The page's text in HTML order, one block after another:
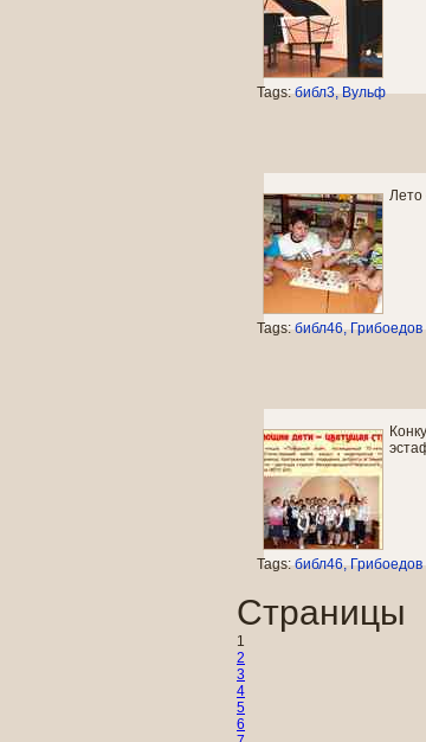
Tags:библ3 Вульф
Лето
Tags:библ46 Грибоедов
Tags:библ46 Грибоедов
Страницы
1
2
3
4
5
6